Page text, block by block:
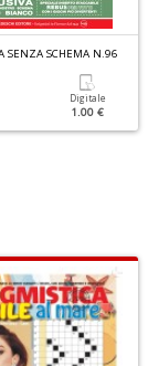
SENZA SCHEMA N.96
Digitale
1.00 €